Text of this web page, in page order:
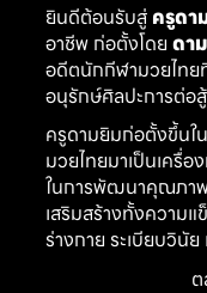
ยินดีต้อนรับสู่ ครูดา
อาชีพ ก่อตั้งโดย ดา
อดีตนักกีฬามวยไทย
อนุรักษ์ศิลปะการต่อ
ครูดามยิมก่อตั้งขึ้นใ
มวยไทยมาเป็นเครื่
ในการพัฒนาคุณภา
เสริมสร้างทั้งความแ
ร่างกาย ระเบียบวินั
ต